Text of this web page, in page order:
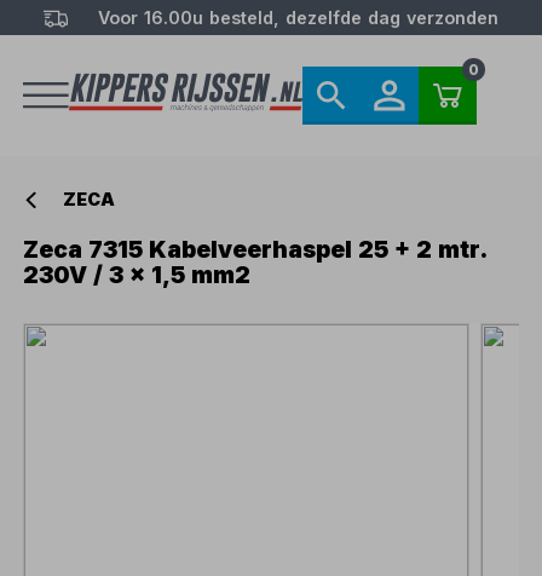
Voor 16.00u besteld, dezelfde dag verzonden
0
ZECA
Zeca 7315 Kabelveerhaspel 25 + 2 mtr.
230V / 3 x 1,5 mm2